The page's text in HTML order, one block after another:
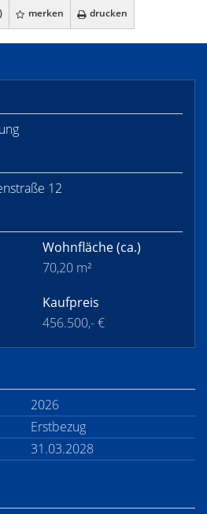
merken drucken
12
Wohnfläche(ca.)
70,20 m²
Kaufpreis
456.500,- €
2026
Erstbezug
31.03.2028